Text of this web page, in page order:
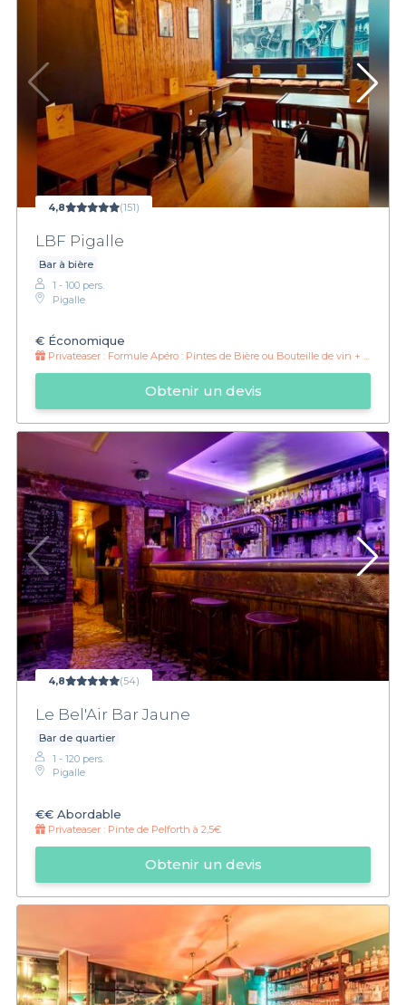
4,8 (151)
LBF Pigalle
Bar à bière
1 - 100 pers.
Pigalle
€ Économique
Privateaser : Formule Apéro : Pintes de Bière ou Bouteille de vin + Tapas à partir de 25€
Obtenir un devis
4,8 (54)
Le Bel'Air Bar Jaune
Bar de quartier
1 - 120 pers.
Pigalle
€€ Abordable
Privateaser : Pinte de Pelforth à 2,5€
Obtenir un devis